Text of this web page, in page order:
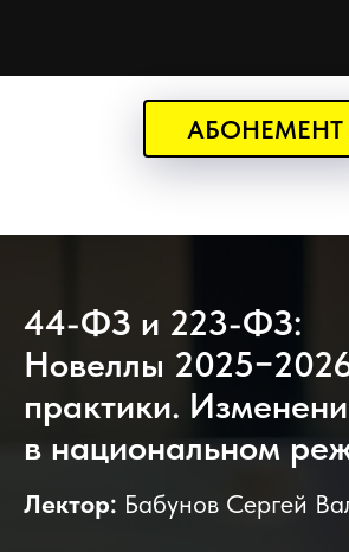
АБОНЕМЕНТ
44-ФЗ и 223-ФЗ:
Новеллы
практики.
в национальном
Лектор: Бабунов Сергей